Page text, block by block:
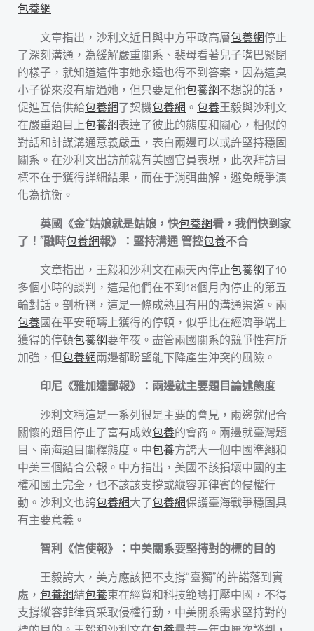
包養網
文章指出，沙利文近日與中方軍政高層包養網停止
了深刻溝通，為緩解嚴重關系、裴母看著兒子嘴巴緊閉
的樣子，就知道這件事她永遠也得不到答案，因為這臭
小子從來沒有騙過她，但只要是他包養網不想說的話，
促進互信供給包養網了契機包養網 。 包養王毅與沙利文
在嚴重題目上包養網表達了彼此的態度和關心，相似的
對話和計謀溝通意義嚴重，表白兩邊可以或許堅持穩固
關系。在沙利文出訪前就有美國官員表現，此次拜訪目
標不在于獲得詳細結果，而在于消弭曲解，避免競爭演
化為抗衡。
英國《金“姑娘就是姑娘，快包養網看，我們快到家
了！”融時包養網報》：堅持溝通 管控包養不合
文章指出，王毅和沙利文在兩天內停止包養網了10
多個小時的談判，這是他們在不到18個月內停止的第五
輪對話。剖析稱，這是一條成熟且有用的溝通渠道。兩
包養國在平安範疇上獲得的停頓，似乎比在經濟爭端上
獲得的停頓包養網要年夜。盡管兩國關系的競爭性有所
加強，但包養網兩邊都盼望能下降產生沖突的風險。
印尼《雅加達郵報》：兩邊就主要題目論述態度
沙利文稱這是一系列很是主要的會見，兩邊就配合
關懷的題目停止了富有成效包養的會商。兩邊就臺灣題
目、南海題目闡釋態度。中包養方誇大一個中國準繩和
中美三個結合公報。中方指出，美國不該損壞中國的主
權和國土完全，也不該該支撐或縱容菲律賓的侵權行
動。沙利文也誇包養網大了包養網保護臺海戰爭穩固具
有主要意義。
智利《信使報》：中美關系要堅持對的標的目的
王毅誇大，美方應該把不支撐“臺獨”的許諾落到實
處， 包養網結包養束在經貿和科技範疇打壓中國，不得
支撐縱容菲律賓采取侵權行動，中美關系需求堅持對的